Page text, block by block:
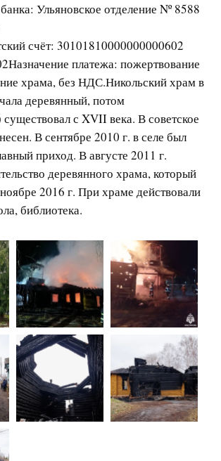
Ульяновское отделение Nº 8588
счёт: 30101810000000000602
платежа: пожертвование
храма, без НДС.Никольский храм в
деревянный, потом
с XVII века. В советское
В сентябре 2010 г. в селе был
приход. В августе 2011 г.
деревянного храма, который
2016 г. При храме действовали
библиотека.